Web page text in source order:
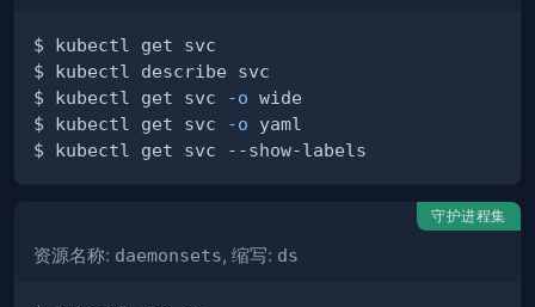
$ kubectl get svc
-o
$ kubectl get svc
-o
守护进程集
资源名称: daemonsets, 缩写: ds